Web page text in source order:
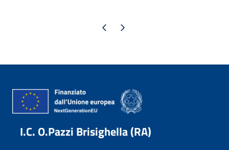
Pagina precedente
Pagina successiva
I.C. O.Pazzi Brisighella (RA)